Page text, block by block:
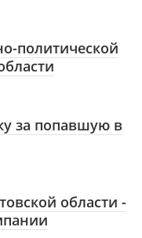
политической
за попавшую в
области -